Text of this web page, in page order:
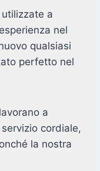
a
nel
qualsiasi
perfetto nel
a
cordiale,
la nostra